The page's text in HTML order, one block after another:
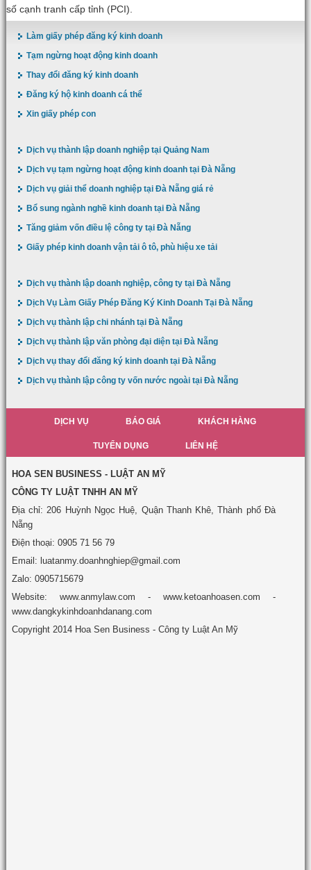
số cạnh tranh cấp tỉnh (PCI).
Làm giấy phép đăng ký kinh doanh
Tạm ngừng hoạt động kinh doanh
Thay đổi đăng ký kinh doanh
Đăng ký hộ kinh doanh cá thể
Xin giấy phép con
Dịch vụ thành lập doanh nghiệp tại Quảng Nam
Dịch vụ tạm ngừng hoạt động kinh doanh tại Đà Nẵng
Dịch vụ giải thể doanh nghiệp tại Đà Nẵng giá rẻ
Bổ sung ngành nghề kinh doanh tại Đà Nẵng
Tăng giảm vốn điều lệ công ty tại Đà Nẵng
Giấy phép kinh doanh vận tải ô tô, phù hiệu xe tải
Dịch vụ thành lập doanh nghiệp, công ty tại Đà Nẵng
Dịch Vụ Làm Giấy Phép Đăng Ký Kinh Doanh Tại Đà Nẵng
Dịch vụ thành lập chi nhánh tại Đà Nẵng
Dịch vụ thành lập văn phòng đại diện tại Đà Nẵng
Dịch vụ thay đổi đăng ký kinh doanh tại Đà Nẵng
Dịch vụ thành lập công ty vốn nước ngoài tại Đà Nẵng
DỊCH VỤ BÁO GIÁ KHÁCH HÀNG
TUYỂN DỤNG LIÊN HỆ
HOA SEN BUSINESS - LUẬT AN MỸ
CÔNG TY LUẬT TNHH AN MỸ
Địa chỉ: 206 Huỳnh Ngọc Huệ, Quận Thanh Khê, Thành phố Đà
Nẵng
Điện thoại: 0905 71 56 79
Email: luatanmy.doanhnghiep@gmail.com
Zalo: 0905715679
Website: www.anmylaw.com - www.ketoanhoasen.com -
www.dangkykinhdoanhdanang.com
Copyright 2014 Hoa Sen Business - Công ty Luật An Mỹ